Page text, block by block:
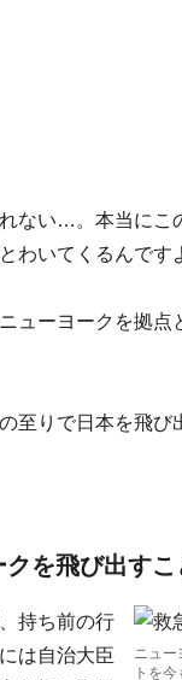
ない…。本当にこ
わいてくるんです
ューヨークを拠点
至りで日本を飛び
を飛び出すこ
ニュー
トを
持ち前の行
は自治大臣